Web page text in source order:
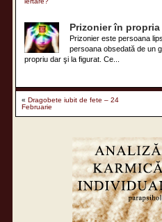
Prizonier în
Prizonier este persoana
persoana obsedată de un
propriu dar şi la figurat. Ce...
«Dragobete iubit de fete – 24
Februarie